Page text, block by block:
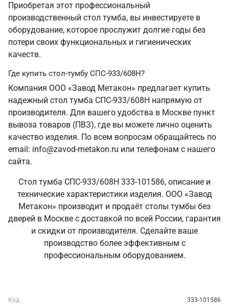
Приобретая этот профессиональный
производственный стол тумба, вы инвестируете в
оборудование, которое прослужит долгие годы без
потери своих функциональных и гигиенических
качеств.
Где купить стол-тумбу СПС-933/608Н?
Компания ООО «Завод Метакон» предлагает купить
надежный стол тумба СПС-933/608Н напрямую от
производителя. Для вашего удобства в Москве пункт
вывоза товаров (ПВЗ), где вы можете лично оценить
качество изделия. По всем вопросам обращайтесь по
email: info@zavod-metakon.ru или телефонам с нашего
сайта.
Стол тумба СПС-933/608Н 333-101586, описание и
технические характеристики изделия. ООО «Завод
Метакон» производит и продаёт столы тумбы без
дверей в Москве с доставкой по всей России, гарантия
и скидки от производителя. Сделайте ваше
производство более эффективным с
профессиональным оборудованием.
Код
333-101586